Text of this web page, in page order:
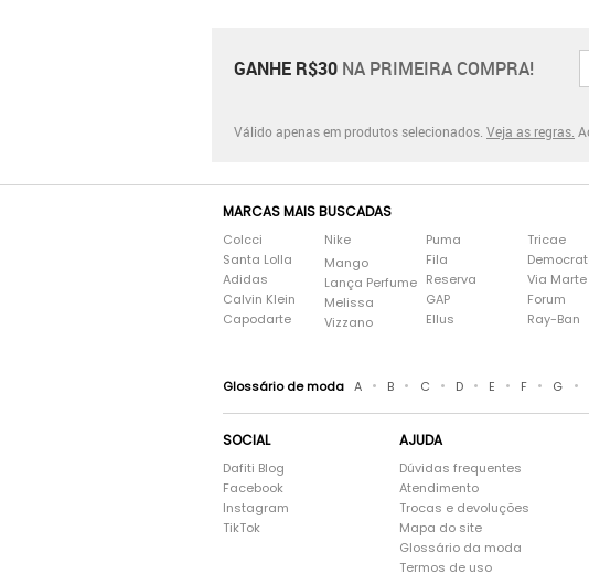
GANHE R$30 NA PRIMEIRA COMPRA!
Válido apenas em produtos selecionados. Veja as regras.
MARCAS MAIS BUSCADAS
Colcci
Santa Lolla
Adidas
Calvin Klein
Capodarte
Nike
Mango
Lança Perfume
Melissa
Vizzano
Puma
Fila
Reserva
GAP
Ellus
Tricae
Via Marte
Forum
Ray-Ban
Glossário de moda A • B • C • D • E • F • G •
SOCIAL
Dafiti Blog
Facebook
Instagram
TikTok
AJUDA
Dúvidas frequentes
Atendimento
Trocas e devoluções
Mapa do site
Glossário da moda
Termos de uso